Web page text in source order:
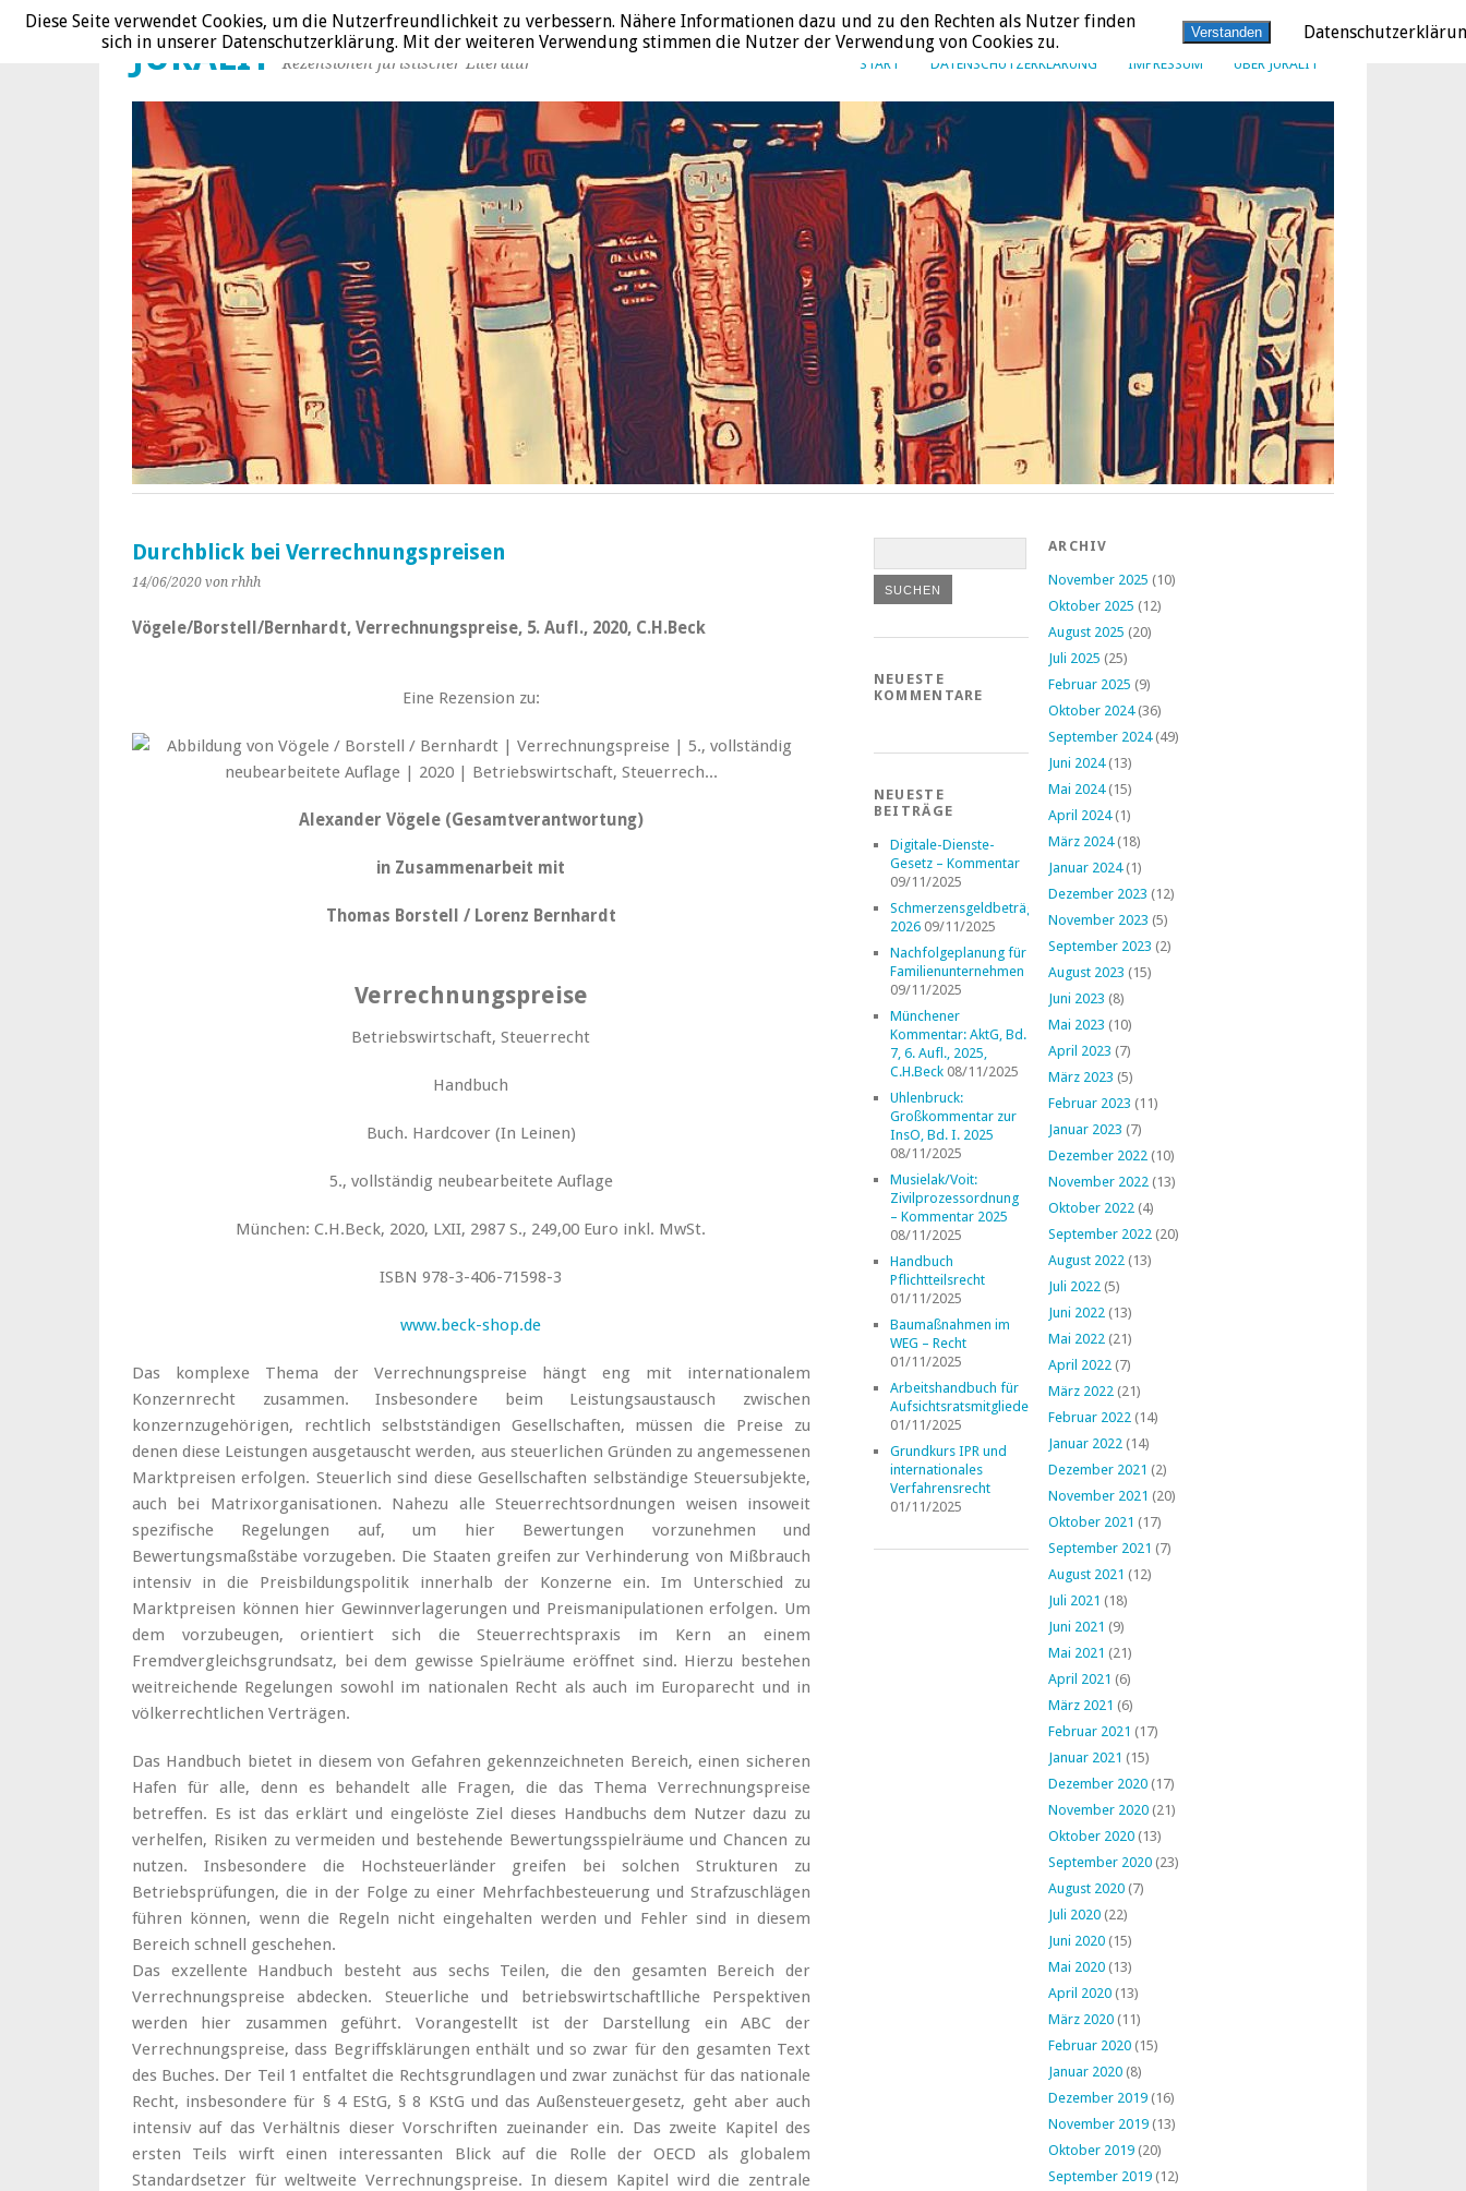
START DATENSCHUTZERKLÄRUNG IMPRESSUM ÜBER JURALIT
JURALIT Rezensionen juristischer Literatur
Durchblick bei Verrechnungspreisen
14/06/2020 von rhhh
Vögele/Borstell/Bernhardt, Verrechnungspreise, 5. Aufl., 2020, C.H.Beck
Eine Rezension zu:
Alexander Vögele (Gesamtverantwortung)
in Zusammenarbeit mit
Thomas Borstell / Lorenz Bernhardt
Verrechnungspreise
Betriebswirtschaft, Steuerrecht
Handbuch
Buch. Hardcover (In Leinen)
5., vollständig neubearbeitete Auflage
München: C.H.Beck, 2020, LXII, 2987 S., 249,00 Euro inkl. MwSt.
ISBN 978-3-406-71598-3
www.beck-shop.de
Das komplexe Thema der Verrechnungspreise hängt eng mit internationalem
Konzernrecht zusammen. Insbesondere beim Leistungsaustausch zwischen
konzernzugehörigen, rechtlich selbstständigen Gesellschaften, müssen die Preise zu
denen diese Leistungen ausgetauscht werden, aus steuerlichen Gründen zu angemessenen
Marktpreisen erfolgen. Steuerlich sind diese Gesellschaften selbständige Steuersubjekte,
auch bei Matrixorganisationen. Nahezu alle Steuerrechtsordnungen weisen insoweit
spezifische Regelungen auf, um hier Bewertungen vorzunehmen und
Bewertungsmaßstäbe vorzugeben. Die Staaten greifen zur Verhinderung von Mißbrauch
intensiv in die Preisbildungspolitik innerhalb der Konzerne ein. Im Unterschied zu
Marktpreisen können hier Gewinnverlagerungen und Preismanipulationen erfolgen. Um
dem vorzubeugen, orientiert sich die Steuerrechtspraxis im Kern an einem
Fremdvergleichsgrundsatz, bei dem gewisse Spielräume eröffnet sind. Hierzu bestehen
weitreichende Regelungen sowohl im nationalen Recht als auch im Europarecht und in
völkerrechtlichen Verträgen.
Das Handbuch bietet in diesem von Gefahren gekennzeichneten Bereich, einen sicheren
Hafen für alle, denn es behandelt alle Fragen, die das Thema Verrechnungspreise
betreffen. Es ist das erklärt und eingelöste Ziel dieses Handbuchs dem Nutzer dazu zu
verhelfen, Risiken zu vermeiden und bestehende Bewertungsspielräume und Chancen zu
nutzen. Insbesondere die Hochsteuerländer greifen bei solchen Strukturen zu
Betriebsprüfungen, die in der Folge zu einer Mehrfachbesteuerung und Strafzuschlägen
führen können, wenn die Regeln nicht eingehalten werden und Fehler sind in diesem
Bereich schnell geschehen.
Das exzellente Handbuch besteht aus sechs Teilen, die den gesamten Bereich der
Verrechnungspreise abdecken. Steuerliche und betriebswirtschaftlliche Perspektiven
werden hier zusammen geführt. Vorangestellt ist der Darstellung ein ABC der
Verrechnungspreise, dass Begriffsklärungen enthält und so zwar für den gesamten Text
des Buches. Der Teil 1 entfaltet die Rechtsgrundlagen und zwar zunächst für das nationale
Recht, insbesondere für § 4 EStG, § 8 KStG und das Außensteuergesetz, geht aber auch
intensiv auf das Verhältnis dieser Vorschriften zueinander ein. Das zweite Kapitel des
ersten Teils wirft einen interessanten Blick auf die Rolle der OECD als globalem
Standardsetzer für weltweite Verrechnungspreise. In diesem Kapitel wird die zentrale
NEUESTE
KOMMENTARE
NEUESTE
BEITRÄGE
Digitale-Dienste-
Gesetz – Kommentar
09/11/2025
Schmerzensgeldbeträge
2026 09/11/2025
Nachfolgeplanung für
Familienunternehmen
09/11/2025
Münchener
Kommentar: AktG, Bd.
7, 6. Aufl., 2025,
C.H.Beck 08/11/2025
Uhlenbruck:
Großkommentar zur
InsO, Bd. I. 2025
08/11/2025
Musielak/Voit:
Zivilprozessordnung
– Kommentar 2025
08/11/2025
Handbuch
Pflichtteilsrecht
01/11/2025
Baumaßnahmen im
WEG – Recht
01/11/2025
Arbeitshandbuch für
Aufsichtsratsmitglieder
01/11/2025
Grundkurs IPR und
internationales
Verfahrensrecht
01/11/2025
ARCHIV
November 2025 (10)
Oktober 2025 (12)
August 2025 (20)
Juli 2025 (25)
Februar 2025 (9)
Oktober 2024(36)
September 2024(49)
Juni 2024(13)
Mai 2024(15)
April 2024(1)
März 2024(18)
Januar 2024(1)
Dezember 2023 (12)
November 2023 (5)
September 2023 (2)
August 2023 (15)
Juni 2023 (8)
Mai 2023 (10)
April 2023 (7)
März 2023 (5)
Februar 2023 (11)
Januar 2023 (7)
Dezember 2022 (10)
November 2022 (13)
Oktober 2022 (4)
September 2022 (20)
August 2022 (13)
Juli 2022 (5)
Juni 2022 (13)
Mai 2022 (21)
April 2022 (7)
März 2022 (21)
Februar 2022 (14)
Januar 2022 (14)
Dezember 2021 (2)
November 2021 (20)
Oktober 2021 (17)
September 2021 (7)
August 2021 (12)
Juli 2021 (18)
Juni 2021 (9)
Mai 2021 (21)
April 2021 (6)
März 2021 (6)
Februar 2021 (17)
Januar 2021 (15)
Dezember 2020 (17)
November 2020 (21)
Oktober 2020 (13)
September 2020 (23)
August 2020 (7)
Juli 2020 (22)
Juni 2020 (15)
Mai 2020 (13)
April 2020 (13)
März 2020 (11)
Februar 2020 (15)
Januar 2020 (8)
Dezember 2019 (16)
November 2019 (13)
Oktober 2019 (20)
September 2019 (12)
Diese Seite verwendet Cookies, um die Nutzerfreundlichkeit zu verbessern. Nähere Informationen dazu und zu den Rechten als Nutzer finden
sich in unserer Datenschutzerklärung. Mit der weiteren Verwendung stimmen die Nutzer der Verwendung von Cookies zu.
Verstanden